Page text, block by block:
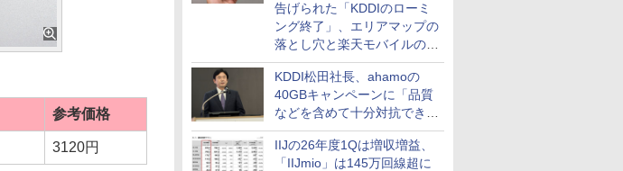
告げられた「KDDIのローミ
ング終了」、エリアマップの
落とし穴と楽天モバイルの課
題
KDDI松田社長、ahamoの
40GBキャンペーンに「品質
などを含めて十分対抗でき
る」
IIJの26年度1Qは増収増益、
「IIJmio」は145万回線超に
参考価格
3120円